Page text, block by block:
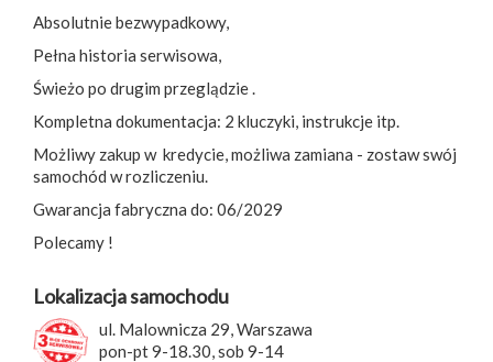
Absolutnie bezwypadkowy,
Pełna historia serwisowa,
Świeżo po drugim przeglądzie .
Kompletna dokumentacja: 2 kluczyki, instrukcje itp.
Możliwy zakup w kredycie, możliwa zamiana - zostaw swój
samochód w rozliczeniu.
Gwarancja fabryczna do: 06/2029
Polecamy !
Lokalizacja samochodu
ul. Malownicza 29, Warszawa
pon-pt 9-18.30, sob 9-14